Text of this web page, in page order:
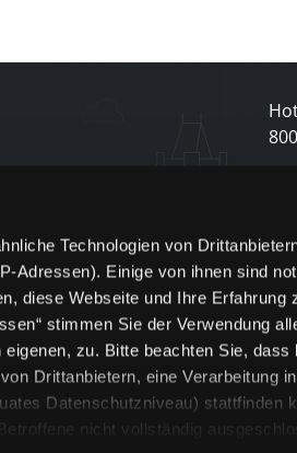
Technologien von
Adressen). Einige von ihnen sind
diese Webseite und Ihre Erfahrung
stimmen Sie der Verwendung
zu. Bitte beachten Sie, dass
Drittanbietern, eine Verarbeitung
Datenschutzniveau) stattfinden
nicht vollständig
800